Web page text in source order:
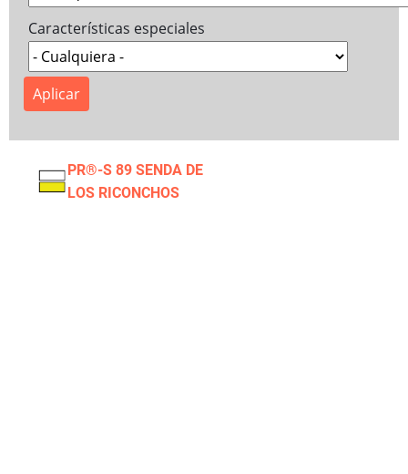
Características especiales
PR®-S 89 SENDA DE
LOS RICONCHOS